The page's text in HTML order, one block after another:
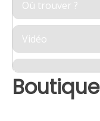
Où trouver ?
Vidéo
Boutique